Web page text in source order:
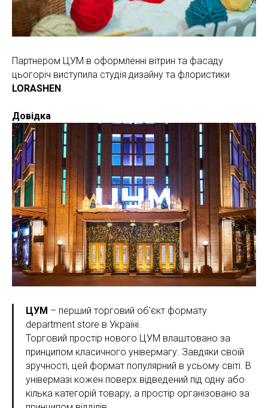
Партнером ЦУМ в оформленні вітрин та фасаду
цьогоріч виступила студія дизайну та флористики
LORASHEN .
Довідка
ЦУМ – перший торговий об'єкт формату
department store в Україні.
Торговий простір нового ЦУМ влаштовано за
принципом класичного універмагу. Завдяки своїй
зручності, цей формат популярний в усьому світі. В
універмазі кожен поверх відведений під одну або
кілька категорій товару, а простір організовано за